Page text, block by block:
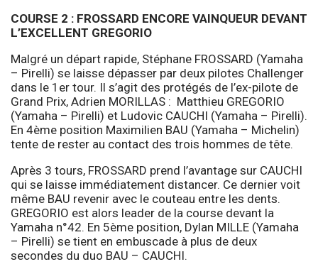
COURSE 2 : FROSSARD ENCORE VAINQUEUR DEVANT
L’EXCELLENT GREGORIO
Malgré un départ rapide, Stéphane FROSSARD (Yamaha
– Pirelli) se laisse dépasser par deux pilotes Challenger
dans le 1er tour. Il s’agit des protégés de l’ex-pilote de
Grand Prix, Adrien MORILLAS : Matthieu GREGORIO
(Yamaha – Pirelli) et Ludovic CAUCHI (Yamaha – Pirelli).
En 4ème position Maximilien BAU (Yamaha – Michelin)
tente de rester au contact des trois hommes de tête.
Après 3 tours, FROSSARD prend l’avantage sur CAUCHI
qui se laisse immédiatement distancer. Ce dernier voit
même BAU revenir avec le couteau entre les dents.
GREGORIO est alors leader de la course devant la
Yamaha n°42. En 5ème position, Dylan MILLE (Yamaha
– Pirelli) se tient en embuscade à plus de deux
secondes du duo BAU – CAUCHI.